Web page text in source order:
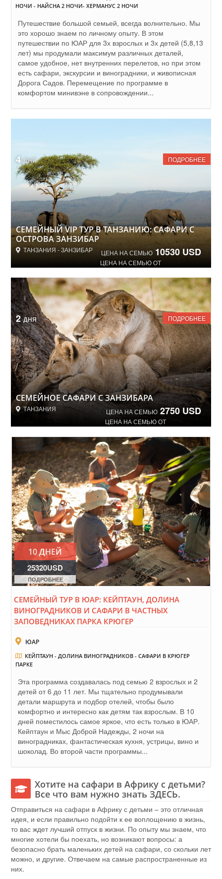
НОЧИ - НАЙСНА 2 НОЧИ- ХЕРМАНУС 2 НОЧИ
Путешествие большой семьей, всегда волнительно. Мы
это хорошо знаем по личному опыту. В этом
путешествии по ЮАР для 3х взрослых и 3х детей (5,8,13
лет) мы продумали максимум различных деталей,
самое удобное, нет внутренних перелетов, но при этом
есть сафари, экскурсии и виноградники, и живописная
Дорога Садов. Перемещение по программе в
комфортом минивэне в сопровождении...
4 ДНЯ ПОДРОБНЕЕ
СЕМЕЙНЫЙ VIP ТУР В ТАНЗАНИЮ: САФАРИ С
ОСТРОВА ЗАНЗИБАР
ЦЕНА НА СЕМЬЮ 10530 USD
ЦЕНА НА СЕМЬЮ ОТ
ТАНЗАНИЯ - ЗАНЗИБАР
2 ДНЯ ПОДРОБНЕЕ
СЕМЕЙНОЕ САФАРИ С ЗАНЗИБАРА
ЦЕНА НА СЕМЬЮ 2750 USD
ЦЕНА НА СЕМЬЮ ОТ
ТАНЗАНИЯ
10 ДНЕЙ
25320USD
ПОДРОБНЕЕ
СЕМЕЙНЫЙ ТУР В ЮАР: КЕЙПТАУН, ДОЛИНА
ВИНОГРАДНИКОВ И САФАРИ В ЧАСТНЫХ
ЗАПОВЕДНИКАХ ПАРКА КРЮГЕР
ЮАР
КЕЙПТАУН - ДОЛИНА ВИНОГРАДНИКОВ - САФАРИ В КРЮГЕР
ПАРКЕ
Эта программа создавалась под семью 2 взрослых и 2
детей от 6 до 11 лет. Мы тщательно продумывали
детали маршрута и подбор отелей, чтобы было
комфортно и интересно как детям так взрослым. В 10
дней поместилось самое яркое, что есть только в ЮАР.
Кейптаун и Мыс Доброй Надежды, 2 ночи на
виноградниках, фантастическая кухня, устрицы, вино и
шоколад. Во второй части программы...
Хотите на сафари в Африку с детьми?
Все что вам нужно знать ЗДЕСЬ.
Отправиться на сафари в Африку с детьми – это отличная
идея, и если правильно подойти к ее воплощению в жизнь,
то вас ждет лучший отпуск в жизни. По опыту мы знаем, что
многие хотели бы поехать, но возникают вопросы: а
безопасно брать маленьких детей на сафари, со скольки лет
можно, и другие. Отвечаем на самые распространенные из
них.